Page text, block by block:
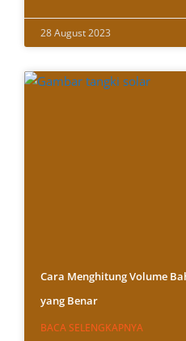
28 August 2023
Cara Menghitung Volume
yang Benar
BACA SELENGKAPNYA